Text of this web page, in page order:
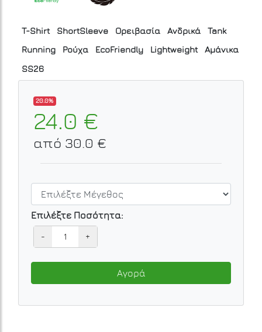
T-Shirt ShortSleeve Ορειβασία Ανδρικά
Tank
Running
Ρούχα EcoFriendly Lightweight
Αμάνικα
SS26
20.0%
24.0 €
από 30.0 €
Επιλέξτε Ποσότητα:
- +
Αγορά